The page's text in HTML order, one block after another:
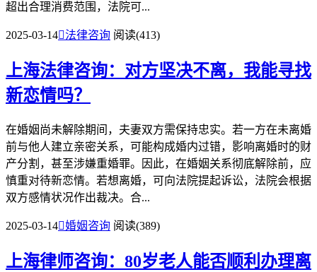
超出合理消费范围，法院可...
2025-03-14法律咨询 阅读(413)
上海法律咨询：对方坚决不离，我能寻找
新恋情吗？
在婚姻尚未解除期间，夫妻双方需保持忠实。若一方在未离婚
前与他人建立亲密关系，可能构成婚内过错，影响离婚时的财
产分割，甚至涉嫌重婚罪。因此，在婚姻关系彻底解除前，应
慎重对待新恋情。若想离婚，可向法院提起诉讼，法院会根据
双方感情状况作出裁决。合...
2025-03-14婚姻咨询 阅读(389)
上海律师咨询：80岁老人能否顺利办理离